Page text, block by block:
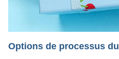
Options de processus